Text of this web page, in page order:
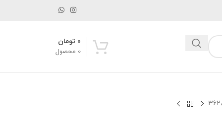
0 محصول
۰ تومان